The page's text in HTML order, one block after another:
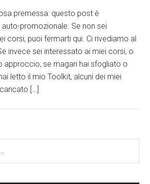
premessa: questo post è
promozionale. Se non sei
corsi, puoi fermarti qui. Ci rivediamo al
invece sei interessato ai miei corsi, o
approccio, se magari hai sfogliato o
letto il mio Toolkit, alcuni dei miei
[…]